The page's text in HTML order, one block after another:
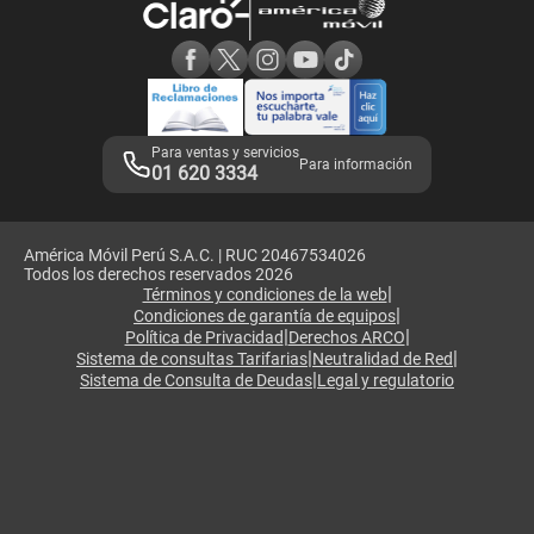
Adquirientes iPhone 6, 6S y SE
Mensaje de Seguridad
Términos y Condiciones de Tienda Claro
Libro de Reclamaciones
Legales de marketplace
Para ventas y servicios
01 620 3334 Para información
América Móvil Perú S.A.C. | RUC 20467534026
Todos los derechos reservados 2026
Términos y condiciones de la web|
Condiciones de garantía de equipos|
Política de Privacidad|Derechos ARCO|
Sistema de consultas Tarifarias|Neutralidad de Red|
Sistema de Consulta de Deudas|Legal y regulatorio